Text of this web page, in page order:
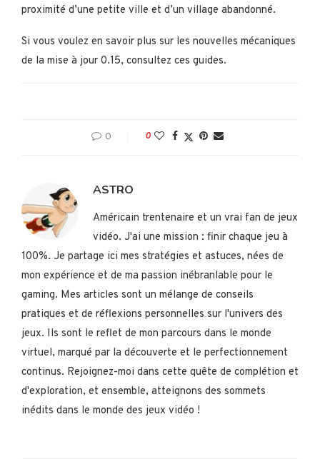
proximité d’une petite ville et d’un village abandonné.
Si vous voulez en savoir plus sur les nouvelles mécaniques
de la mise à jour 0.15, consultez ces guides.
0 0
ASTRO
Américain trentenaire et un vrai fan de jeux
vidéo. J'ai une mission : finir chaque jeu à
100%. Je partage ici mes stratégies et astuces, nées de
mon expérience et de ma passion inébranlable pour le
gaming. Mes articles sont un mélange de conseils
pratiques et de réflexions personnelles sur l'univers des
jeux. Ils sont le reflet de mon parcours dans le monde
virtuel, marqué par la découverte et le perfectionnement
continus. Rejoignez-moi dans cette quête de complétion et
d'exploration, et ensemble, atteignons des sommets
inédits dans le monde des jeux vidéo !